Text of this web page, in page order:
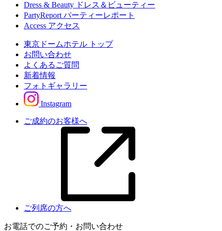
Dress & Beauty ドレス＆ビューティー
PartyReport パーティーレポート
Access アクセス
東京ドームホテル トップ
お問い合わせ
よくあるご質問
新着情報
フォトギャラリー
Instagram
ご成約のお客様へ
ご列席の方へ
お電話でのご予約・お問い合わせ